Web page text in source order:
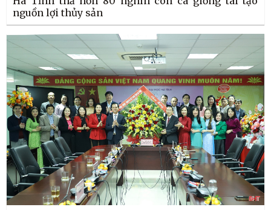
nguồn lợi thủy sản